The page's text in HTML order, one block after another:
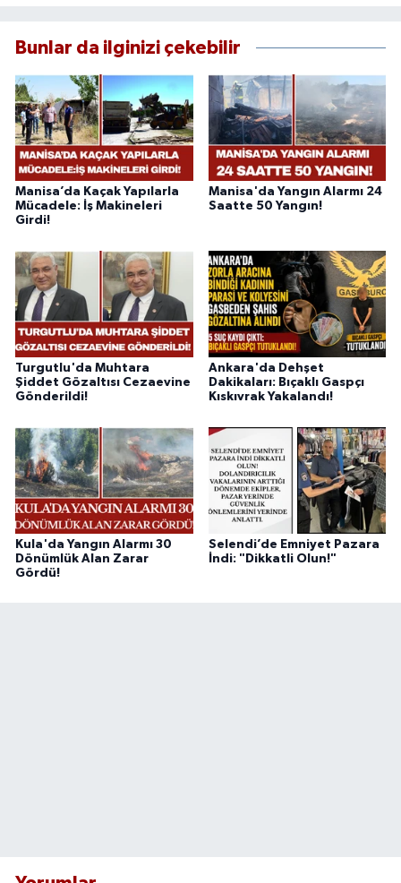
Bunlar da ilginizi çekebilir
Manisa’da Kaçak Yapılarla
Mücadele: İş Makineleri
Girdi!
Manisa'da Yangın Alarmı 24
Saatte 50 Yangın!
Turgutlu'da Muhtara
Şiddet Gözaltısı Cezaevine
Gönderildi!
Ankara'da Dehşet
Dakikaları: Bıçaklı Gaspçı
Kıskıvrak Yakalandı!
Kula'da Yangın Alarmı 30
Dönümlük Alan Zarar
Gördü!
Selendi’de Emniyet Pazara
İndi: "Dikkatli Olun!"